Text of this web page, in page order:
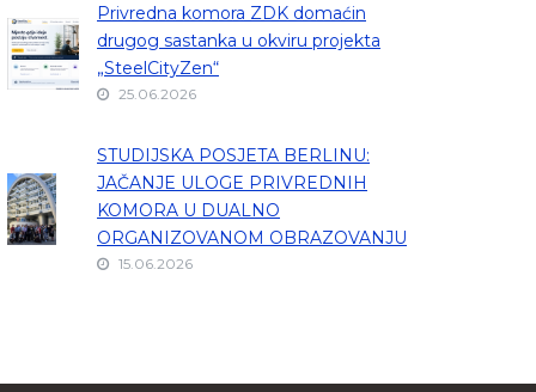
Privredna komora ZDK domaćin
drugog sastanka u okviru projekta
„SteelCityZen“
25.06.2026
STUDIJSKA POSJETA BERLINU:
JAČANJE ULOGE PRIVREDNIH
KOMORA U DUALNO
ORGANIZOVANOM OBRAZOVANJU
15.06.2026